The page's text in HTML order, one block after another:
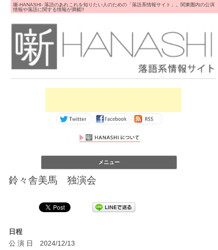
噺-HANASHI- 落語のあれこれを知りたい人のための「落語系情報サイト」。関東圏内の公演
情報や落語に関する情報が満載!!
メニュー
鈴々舎美馬 独演会
日程
公 演 日 2024/12/13